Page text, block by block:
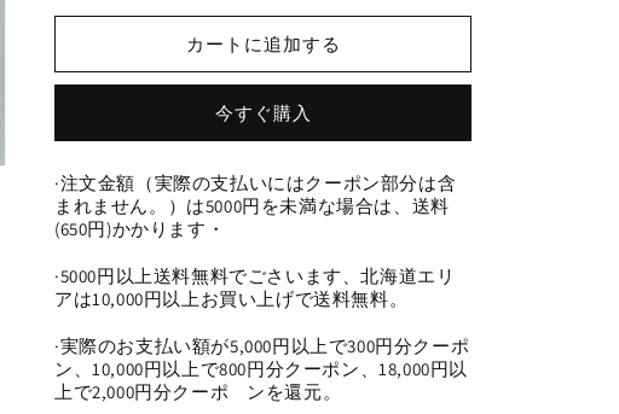
2
キ
ャ
ッ
ツ
イ
チ
ビ
ビ
ー
价
2
色
キ
ッ
ツ
イ
チ
ビ
ビ
ー
カートに追加する
今すぐ購入
·注文金額（実際の支払いにはクーポン部分は含
まれません。）は5000円を未満な場合は、送料
(650円)かかります・
·5000円以上送料無料でごさいます、北海道エリ
アは10,000円以上お買い上げで送料無料。
·実際のお支払い額が5,000円以上で300円分クーポ
ン、10,000円以上で800円分クーポン、18,000円以
上で2,000円分クーポ゙ンを還元。